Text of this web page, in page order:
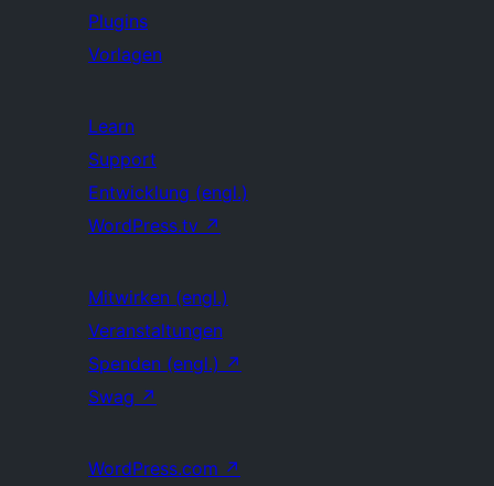
Plugins
Vorlagen
Learn
Support
Entwicklung (engl.)
WordPress.tv ↗
Mitwirken (engl.)
Veranstaltungen
Spenden (engl.) ↗
Swag ↗
WordPress.com ↗